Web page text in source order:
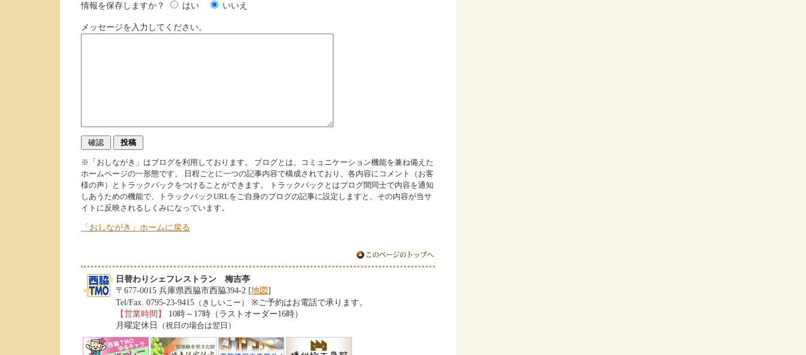
情報を保存しますか？ はい いいえ
メッセージを入力してください。
※「おしながき」はブログを利用しております。 ブログとは、コミュニケーション機能を兼ね備えた
ホームページの一形態です。 日程ごとに一つの記事内容で構成されており、各内容にコメント（お客
様の声）とトラックバックをつけることができます。 トラックバックとはブログ間同士で内容を通知
しあうための機能で、トラックバックURLをご自身のブログの記事に設定しますと、その内容が当サ
イトに反映されるしくみになっています。
「おしながき」ホームに戻る
日替わりシェフレストラン 梅吉亭
〒677-0015 兵庫県西脇市西脇394-2 [地図]
Tel/Fax. 0795-23-9415 （きしいこー）
※ご予約はお電話で承ります。
【営業時間】
10時～17時（ラストオーダー16時）
月曜定休日
（祝日の場合は翌日）